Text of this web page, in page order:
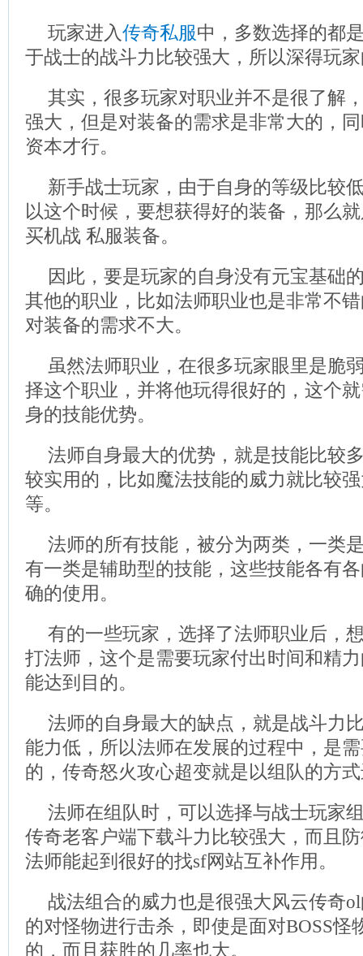
玩家进入传奇私服中，多数选择的都
于战士的战斗力比较强大，所以深得玩
其实，很多玩家对职业并不是很了解
强大，但是对装备的需求是非常大的，
资本才行。
新手战士玩家，由于自身的等级比较
以这个时候，要想获得好的装备，那么
买机战 私服装备。
因此，要是玩家的自身没有元宝基础
其他的职业，比如法师职业也是非常不
对装备的需求不大。
虽然法师职业，在很多玩家眼里是脆
择这个职业，并将他玩得很好的，这个
身的技能优势。
法师自身最大的优势，就是技能比较
较实用的，比如魔法技能的威力就比较
等。
法师的所有技能，被分为两类，一类
有一类是辅助型的技能，这些技能各有
确的使用。
有的一些玩家，选择了法师职业后，
打法师，这个是需要玩家付出时间和精
能达到目的。
法师的自身最大的缺点，就是战斗力
能力低，所以法师在发展的过程中，是
的，传奇怒火攻心超变就是以组队的方
法师在组队时，可以选择与战士玩家
传奇老客户端下载斗力比较强大，而且
法师能起到很好的找sf网站互补作用。
战法组合的威力也是很强大风云传奇
的对怪物进行击杀，即使是面对BOSS怪
的，而且获胜的几率也大。